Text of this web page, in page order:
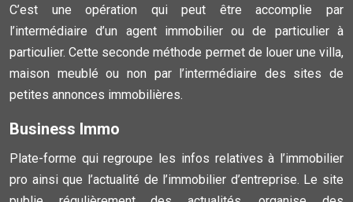
C’est une opération qui peut être accomplie par
l’intermédiaire d’un agent immobilier ou de particulier à
particulier. Cette seconde méthode permet de louer une villa,
maison meublé ou non par l’intermédiaire des sites de
petites annonces immobilières.
Business Immo
Plate-forme qui regroupe les infos relatives à l’immobilier
pro ainsi que l’actualité de l’immobilier d’entreprise. Le site